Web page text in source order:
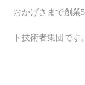
おかげさまで創業
ト技術者集団です。